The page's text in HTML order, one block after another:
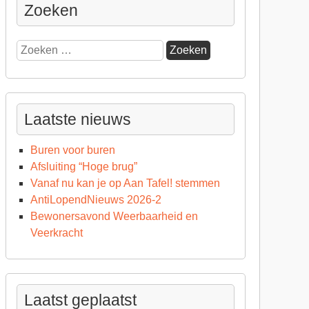
Zoeken
Zoeken
naar:
Laatste nieuws
Buren voor buren
Afsluiting “Hoge brug”
Vanaf nu kan je op Aan Tafel! stemmen
AntiLopendNieuws 2026-2
Bewonersavond Weerbaarheid en
Veerkracht
Laatst geplaatst